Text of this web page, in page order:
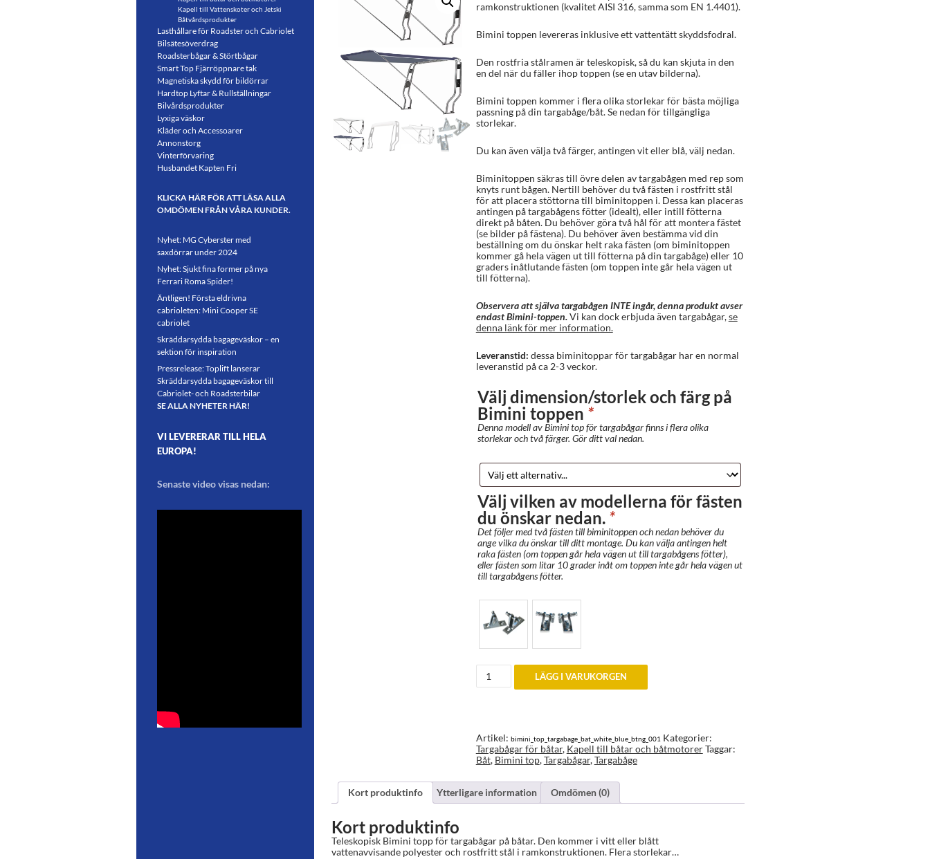
ramkonstruktionen (kvalitet AISI 316, samma som EN 1.4401).
Bimini toppen levereras inklusive ett vattentätt skyddsfodral.
Den rostfria stålramen är teleskopisk, så du kan skjuta in den
en del när du fäller ihop toppen (se en utav bilderna).
Bimini toppen kommer i flera olika storlekar för bästa möjliga
passning på din targabåge/båt. Se nedan för tillgängliga
storlekar.
Du kan även välja två färger, antingen vit eller blå, välj nedan.
Biminitoppen säkras till övre delen av targabågen med rep som
knyts runt bågen. Nertill behöver du två fästen i rostfritt stål
för att placera stöttorna till biminitoppen i. Dessa kan placeras
antingen på targabågens fötter (idealt), eller intill fötterna
direkt på båten. Du behöver göra två hål för att montera fästet
(se bilder på fästena). Du behöver även bestämma vid din
beställning om du önskar helt raka fästen (om biminitoppen
kommer gå hela vägen ut till fötterna på din targabåge) eller 10
graders inåtlutande fästen (om toppen inte går hela vägen ut
till fötterna).
Observera att själva targabågen INTE ingår, denna produkt avser
endast Bimini-toppen.Vi kan dock erbjuda även targabågar,se
denna länk för mer information.
Leveranstid: dessa biminitoppar för targabågar har en normal
leveranstid på ca 2-3 veckor.
Välj dimension/storlek och färg på
Bimini toppen *
Denna modell av Bimini top för targabågar finns i flera olika
storlekar och två färger. Gör ditt val nedan.
Välj vilken av modellerna för fästen
du önskar nedan. *
Det följer med två fästen till biminitoppen och nedan behöver du
ange vilka du önskar till ditt montage. Du kan välja antingen helt
raka fästen (om toppen går hela vägen ut till targabågens fötter),
eller fästen som litar 10 grader inåt om toppen inte går hela vägen ut
till targabågens fötter.
Bimini
topp
för
mängd
LÄGG I VARUKORGEN
Artikel: bimini_top_targabage_bat_white_blue_btng_001 Kategorier:
Targabågar för båtar, Kapell till båtar och båtmotorerTaggar:
Båt, Bimini top,Targabågar,Targabåge
Kort produktinfo Ytterligare information Omdömen (0)
Kort produktinfo
Teleskopisk Bimini topp för targabågar på båtar. Den kommer i vitt eller blått
vattenavvisande polyester och rostfritt stål i ramkonstruktionen. Flera storlekar…
Kapell till Vattenskoter och Jetski
Båtvårdsprodukter
Lasthållare för Roadster och Cabriolet
Bilsätesöverdrag
Roadsterbågar & Störtbågar
Smart Top Fjärröppnare tak
Magnetiska skydd för bildörrar
Hardtop Lyftar & Rullställningar
Bilvårdsprodukter
Lyxiga väskor
Kläder och Accessoarer
Annonstorg
Vinterförvaring
Husbandet Kapten Fri
KLICKA HÄR FÖR ATT LÄSA ALLA
OMDÖMEN FRÅN VÅRA KUNDER.
Nyhet: MG Cyberster med
saxdörrar under 2024
Nyhet: Sjukt fina former på nya
Ferrari Roma Spider!
Äntligen! Första eldrivna
cabrioleten: Mini Cooper SE
cabriolet
Skräddarsydda bagageväskor – en
sektion för inspiration
Pressrelease: Toplift lanserar
Skräddarsydda bagageväskor till
Cabriolet- och Roadsterbilar
SE ALLA NYHETER HÄR!
VI LEVERERAR TILL HELA
EUROPA!
Senaste video visas nedan: